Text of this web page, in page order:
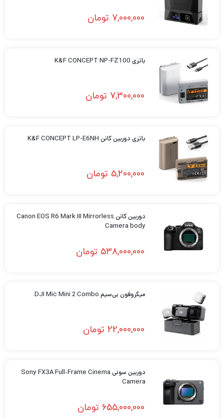
7,000,000 تومان
باتری K&F CONCEPT NP-FZ100
7,300,000 تومان
باتری دوربین کانن K&F CONCEPT LP-E6NH
5,200,000 تومان
دوربین کانن Canon EOS R6 Mark III Mirrorless
Camera body
538,000,000 تومان
میکروفون بی‌سیم DJI Mic Mini 2 Combo
22,000,000 تومان
دوربین سونی Sony FX3A Full-Frame Cinema
Camera
655,000,000 تومان